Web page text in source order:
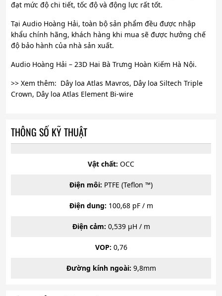
đạt mức độ chi tiết, tốc độ và động lực rất tốt.
Tại Audio Hoàng Hải, toàn bộ sản phẩm đều được nhập
khẩu chính hãng, khách hàng khi mua sẽ được hưởng chế
độ bảo hành của nhà sản xuất.
Audio Hoàng Hải – 23D Hai Bà Trưng Hoàn Kiếm Hà Nội.
>> Xem thêm: Dây loa Atlas Mavros, Dây loa Siltech Triple
Crown, Dây loa Atlas Element Bi-wire
THÔNG SỐ KỸ THUẬT
Vật chất: OCC
Điện môi: PTFE (Teflon ™)
Điện dung: 100,68 pF / m
Điện cảm: 0,539 µH / m
VOP: 0,76
Đường kính ngoài: 9,8mm